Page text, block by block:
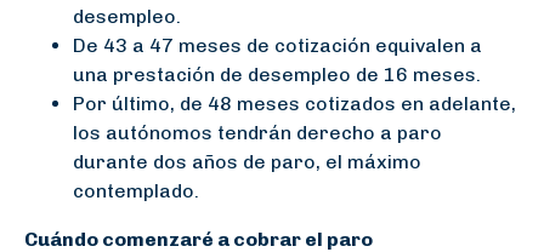
desempleo.
De 43 a 47 meses de cotización equivalen a
una prestación de desempleo de 16 meses.
Por último, de 48 meses cotizados en adelante,
los autónomos tendrán derecho a paro
durante dos años de paro, el máximo
contemplado.
Cuándo comenzaré a cobrar el paro